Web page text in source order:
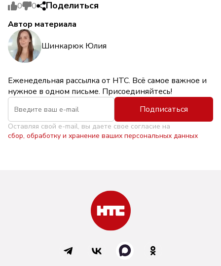
0 0 Поделиться
Автор материала
Шинкарюк Юлия
Еженедельная рассылка от НТС. Всё самое важное и
нужное в одном письме. Присоединяйтесь!
Подписаться
Оставляя свой e-mail, вы даете свое согласие на
сбор, обработку и хранение ваших персональных данных